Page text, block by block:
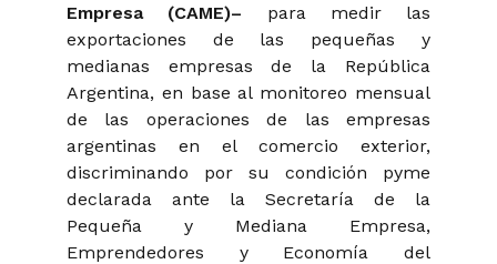
Empresa (CAME)– para medir las
exportaciones de las pequeñas y
medianas empresas de la República
Argentina, en base al monitoreo mensual
de las operaciones de las empresas
argentinas en el comercio exterior,
discriminando por su condición pyme
declarada ante la Secretaría de la
Pequeña y Mediana Empresa,
Emprendedores y Economía del